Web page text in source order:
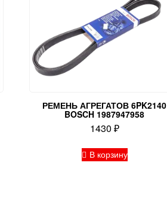
РЕМЕНЬ АГРЕГАТОВ 6PK2140
BOSCH 1987947958
1430 ₽
В корзину